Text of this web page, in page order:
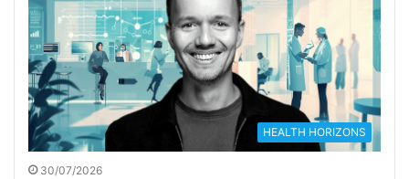
HEALTH HORIZONS
30/07/2026